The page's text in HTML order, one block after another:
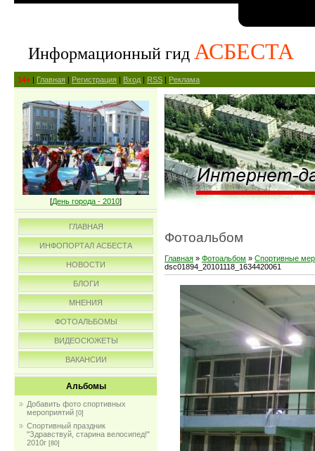
Информационный гид АСБЕСТА
14+ | Главная | Регистрация | Вход | RSS | Реклама
[День города - 2010]
ГЛАВНАЯ
ИНФОПОРТАЛ АСБЕСТА
НОВОСТИ
БЛОГИ
МНЕНИЯ
ФОТОАЛЬБОМЫ
ВИДЕОСЮЖЕТЫ
ВАКАНСИИ
Альбомы
Добавить фото спортивных
мероприятий [0]
Спортивный праздник
"Здравствуй, старина велосипед!"
2010г [80]
Фотоальбом
Главная » Фотоальбом » Спортивные
dsc01894_20101118_1634420061